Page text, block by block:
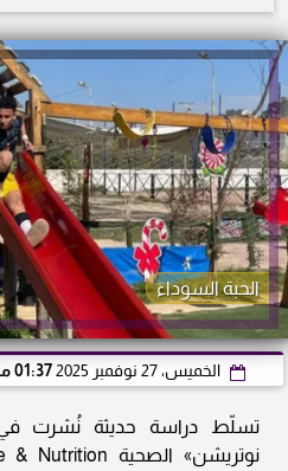
الحبة السوداء
الخميس، 27 نوفمبر 2025 01:37 مـ
تسلّط دراسة حديثة نُشرت